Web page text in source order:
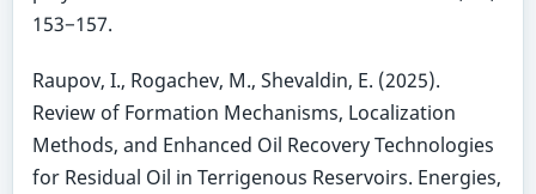
153−157.
Raupov, I., Rogachev, M., Shevaldin, E. (2025).
Review of Formation Mechanisms, Localization
Methods, and Enhanced Oil Recovery Technologies
for Residual Oil in Terrigenous Reservoirs. Energies,